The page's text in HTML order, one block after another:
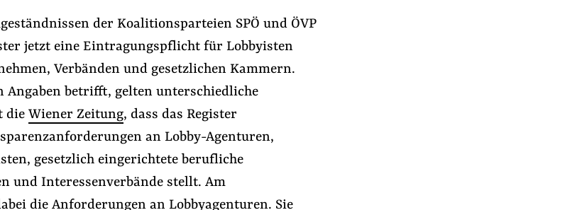
#Macht der Digitalkonzerne
Folge Uns
FacebookMastodon
BlueskyInstagram
YoutubeLinkedIn
Feed Newsletter
der Koalitionsparteien SPÖ und ÖVP
jetzt eine Eintragungspflicht für Lobbyisten
Verbänden und gesetzlichen Kammern.
Angaben betrifft, gelten unterschiedliche
die Wiener Zeitung, dass das Register
an Lobby-Agenturen,
gesetzlich eingerichtete berufliche
und Interessenverbände stellt. Am
die Anforderungen an Lobbyagenturen. Sie